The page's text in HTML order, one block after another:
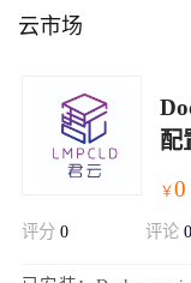
云市场
配
￥0
评分 0 评论 0